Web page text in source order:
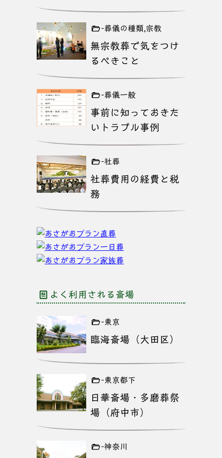
-葬儀の種類,宗教
無宗教葬で気をつけ
るべきこと
-葬儀一般
事前に知っておきた
いトラブル事例
-社葬
社葬費用の経費と税
務
よく利用される斎場
-東京
臨海斎場（大田区）
-東京都下
日華斎場・多磨葬祭
場（府中市）
-神奈川